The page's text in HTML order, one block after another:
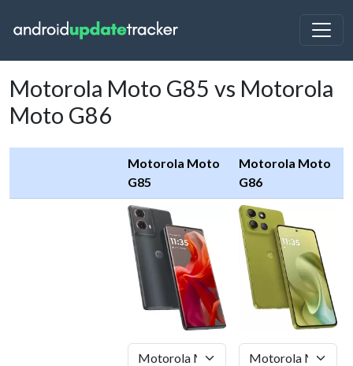
Motorola Moto G85 vs Motorola
Moto G86
Motorola Moto
G85
Motorola Moto
G86